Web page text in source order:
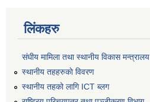
लिंकहरु
संघीय मामिला तथा स्थानीय विकास मन्त्रालय
स्थानीय तहहरुकाे विवरण
स्थानीय तहको लागि ICT ब्लग